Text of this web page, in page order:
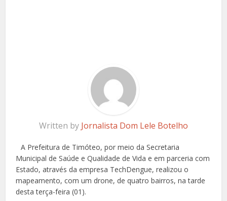
Written by Jornalista Dom Lele Botelho
A Prefeitura de Timóteo, por meio da Secretaria
Municipal de Saúde e Qualidade de Vida e em parceria com
Estado, através da empresa TechDengue, realizou o
mapeamento, com um drone, de quatro bairros, na tarde
desta terça-feira (01).